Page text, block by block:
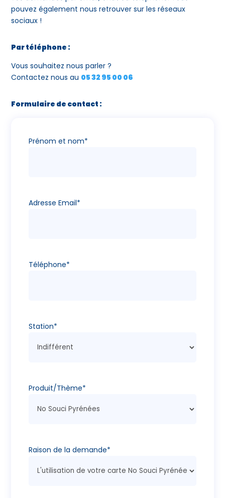
pouvez également nous retrouver sur les réseaux
sociaux !
Par téléphone :
Vous souhaitez nous parler ?
Contactez nous au 05 32 95 00 06
Formulaire de contact :
Prénom et nom*
Adresse Email*
Téléphone*
Station*
Produit/Thème*
Raison de la demande*